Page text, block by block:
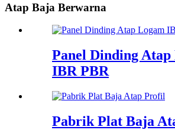
Atap Baja Berwarna
Panel Dinding Atap
IBR PBR
Pabrik Plat Baja